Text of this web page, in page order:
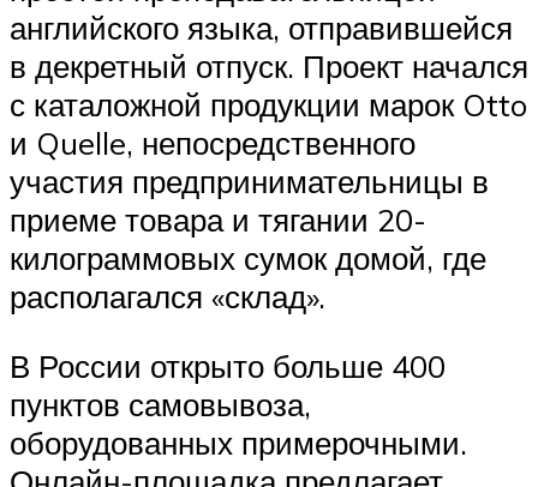
английского языка, отправившейся
в декретный отпуск. Проект начался
с каталожной продукции марок Otto
и Quelle, непосредственного
участия предпринимательницы в
приеме товара и тягании 20-
килограммовых сумок домой, где
располагался «склад».
В России открыто больше 400
пунктов самовывоза,
оборудованных примерочными.